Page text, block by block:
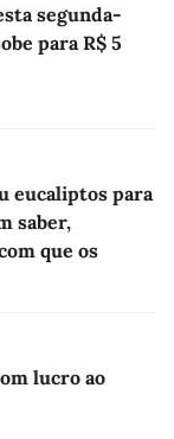
segunda-
para R$ 5
eucaliptos para
saber,
que os
lucro ao